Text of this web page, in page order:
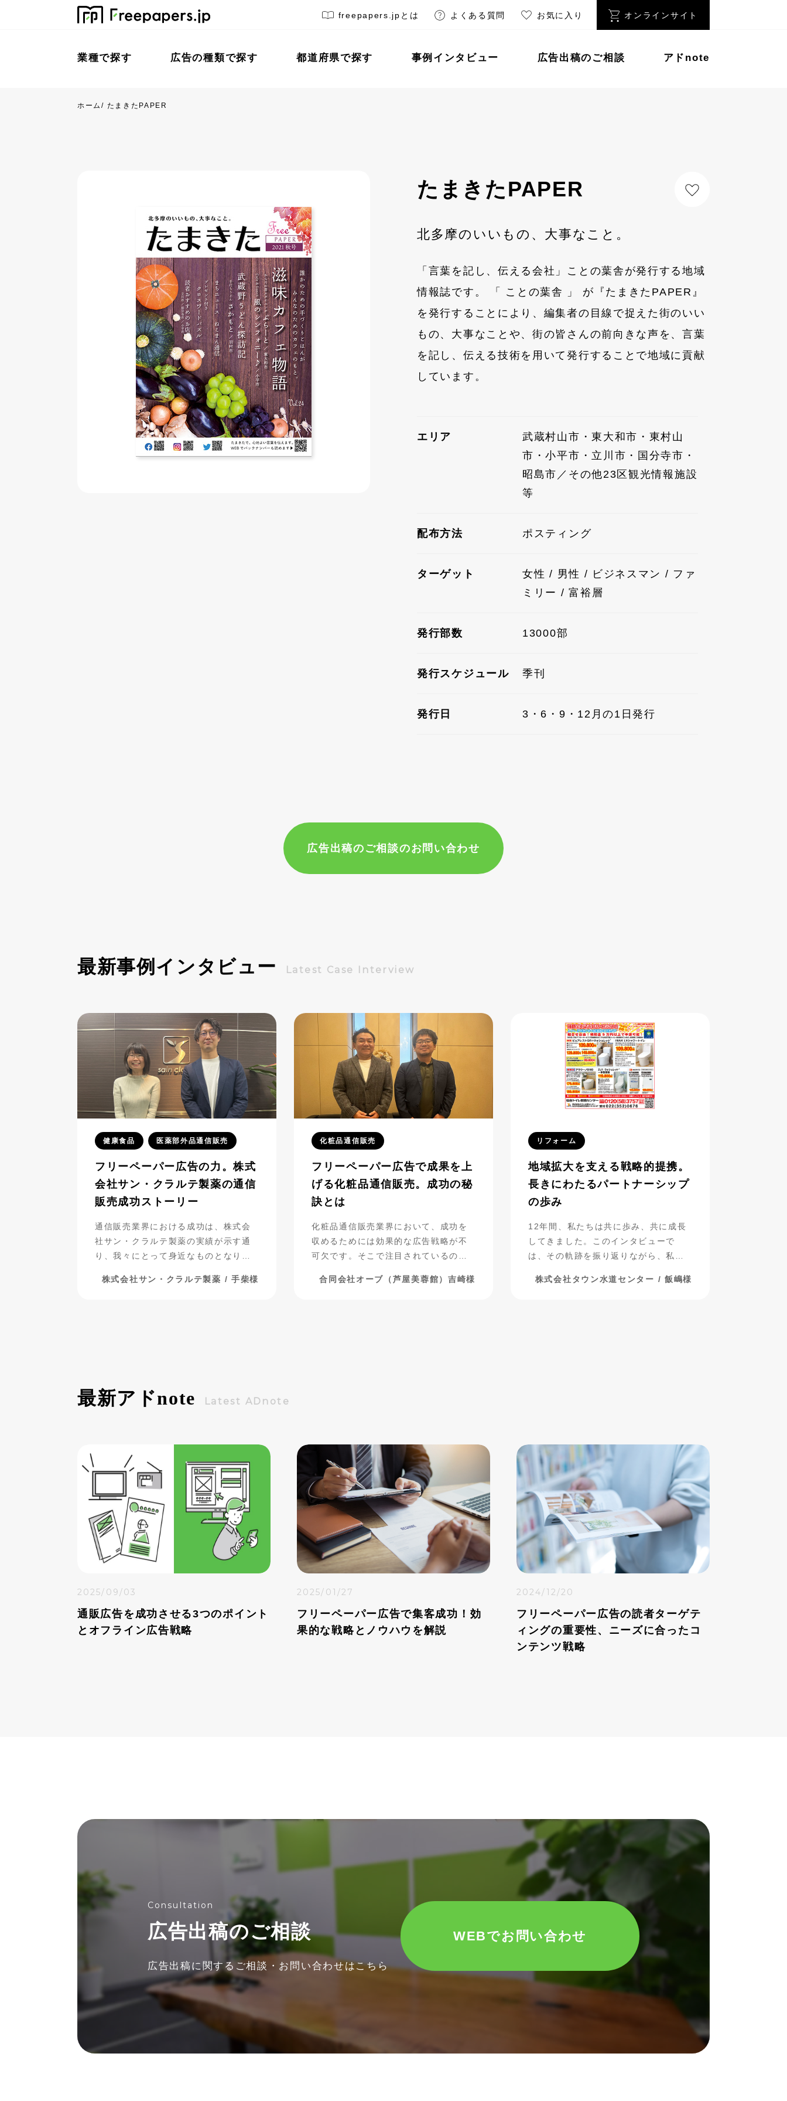
freepapers.jpとは よくある質問 お気に入り オンラインサイト
業種で探す 広告の種類で探す 都道府県で探す 事例インタビュー 広告出稿のご相談 アドnote
ホーム/ たまきたPAPER
たまきたPAPER
北多摩のいいもの、大事なこと。
「言葉を記し、伝える会社」ことの葉舎が発行する地域
情報誌です。 「 ことの葉舎 」 が『たまきたPAPER』
を発行することにより、編集者の目線で捉えた街のいい
もの、大事なことや、街の皆さんの前向きな声を、言葉
を記し、伝える技術を用いて発行することで地域に貢献
しています。
エリア
武蔵村山市・東大和市・東村山
市・小平市・立川市・国分寺市・
昭島市／その他23区観光情報施設
等
配布方法 ポスティング
ターゲット
女性 / 男性 / ビジネスマン / ファ
ミリー / 富裕層
発行部数 13000部
発行スケジュール 季刊
発行日 3・6・9・12月の1日発行
広告出稿のご相談のお問い合わせ
最新事例インタビュー Latest Case Interview
健康食品 医薬部外品通信販売
フリーペーパー広告の力。株式
会社サン・クラルテ製薬の通信
販売成功ストーリー
通信販売業界における成功は、株式会
社サン・クラルテ製薬の実績が示す通
り、我々にとって身近なものとなりつ
告を活用し、事業を発展させてきた過
株式会社サン・クラルテ製薬 / 手柴様
化粧品通信販売
フリーペーパー広告で成果を上
げる化粧品通信販売。成功の秘
訣とは
化粧品通信販売業界において、成功を
収めるためには効果的な広告戦略が不
可欠です。そこで注目されているの
合同会社オーブ（芦屋美蓉館様）は、
合同会社オーブ（芦屋美蓉館）吉崎様
リフォーム
地域拡大を支える戦略的提携。
長きにわたるパートナーシップ
の歩み
12年間、私たちは共に歩み、共に成長
してきました。このインタビューで
は、その軌跡を振り返りながら、私た
いきたいと思います。
株式会社タウン水道センター / 飯嶋様
最新アドnote Latest ADnote
2025/09/03
通販広告を成功させる3つのポイント
とオフライン広告戦略
2025/01/27
フリーペーパー広告で集客成功！効
果的な戦略とノウハウを解説
2024/12/20
フリーペーパー広告の読者ターゲテ
ィングの重要性、ニーズに合ったコ
ンテンツ戦略
Consultation
広告出稿のご相談
広告出稿に関する ご相談・お問い合わせはこちら
WEBでお問い合わせ